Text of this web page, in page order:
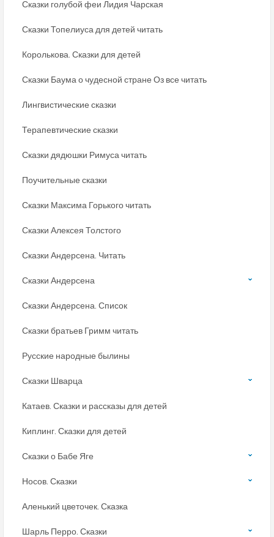
Сказки голубой феи Лидия Чарская
Сказки Топелиуса для детей читать
Королькова. Сказки для детей
Сказки Баума о чудесной стране Оз все читать
Лингвистические сказки
Терапевтические сказки
Сказки дядюшки Римуса читать
Поучительные сказки
Сказки Максима Горького читать
Сказки Алексея Толстого
Сказки Андерсена. Читать
Сказки Андерсена
Сказки Андерсена. Список
Сказки братьев Гримм читать
Русские народные былины
Сказки Шварца
Катаев. Сказки и рассказы для детей
Киплинг. Сказки для детей
Сказки о Бабе Яге
Носов. Сказки
Аленький цветочек. Сказка
Шарль Перро. Сказки